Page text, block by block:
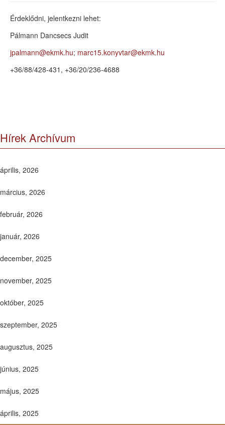
Érdeklődni, jelentkezni lehet:
Pálmann Dancsecs Judit
jpalmann@ekmk.hu; marc15.konyvtar@ekmk.hu
+36/88/428-431, +36/20/236-4688
Hírek Archívum
április, 2026
március, 2026
február, 2026
január, 2026
december, 2025
november, 2025
október, 2025
szeptember, 2025
augusztus, 2025
június, 2025
május, 2025
április, 2025